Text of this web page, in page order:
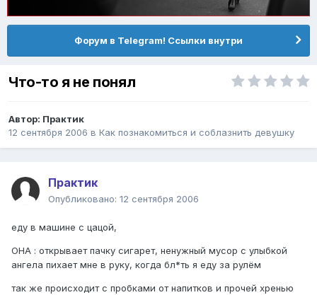
Форум в Telegram! Ссылки внутри
Что-то я не понял
Автор: Практик
12 сентября 2006 в Как познакомиться и соблазнить девушку
Практик
Опубликовано: 12 сентября 2006
еду в машине с цацой,
ОНА : открывает пачку сигарет, ненужный мусор с улыбкой
ангела пихает мне в руку, когда бл*ть я еду за рулём
так же происходит с пробками от напитков и прочей хренью